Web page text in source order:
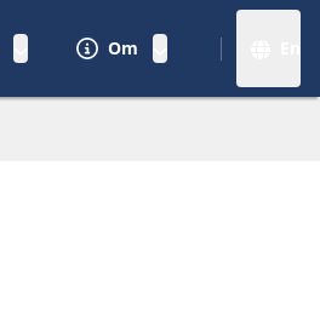
Om